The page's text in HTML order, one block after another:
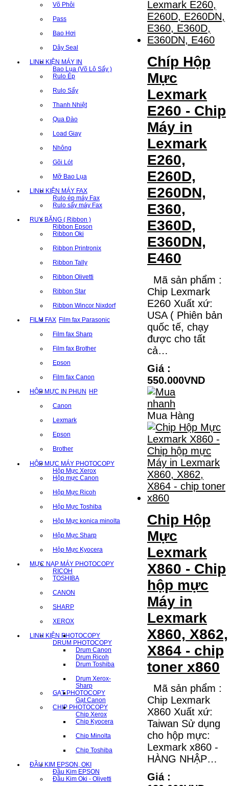
Võ Phôi
Pass
Bao Hơi
Dây Seal
LINH KIỆN MÁY IN
Bao Lụa (Võ Lô Sấy )
Rulo Ép
Rulo Sấy
Thanh Nhiệt
Qua Đào
Load Giay
Nhông
Gõi Lót
Mỡ Bao Lụa
LINH KIỆN MÁY FAX
Rulo ép máy Fax
Rulo sấy máy Fax
RUY BĂNG ( Ribbon )
Ribbon Epson
Ribbon Oki
Ribbon Printronix
Ribbon Tally
Ribbon Olivetti
Ribbon Star
Ribbon Wincor Nixdorf
FILM FAX Film fax Parasonic
Film fax Sharp
Film fax Brother
Epson
Film fax Canon
HỘP MỰC IN PHUN HP
Canon
Lexmark
Epson
Brother
HỘP MỰC MÁY PHOTOCOPY
Hộp Mực Xerox
Hộp mực Canon
Hộp Mực Ricoh
Hộp Mực Toshiba
Hộp Mực konica minolta
Hộp Mực Sharp
Hộp Mực Kyocera
MỰC NẠP MÁY PHOTOCOPY
RICOH
TOSHIBA
CANON
SHARP
XEROX
LINH KIỆN PHOTOCOPY
DRUM PHOTOCOPY
Drum Canon
Drum Ricoh
Drum Toshiba
Drum Xerox-
Sharp
GẠT PHOTOCOPY
Gạt Canon
CHIP PHOTOCOPY
Chip Xerox
Chip Kyocera
Chip Minolta
Chip Toshiba
ĐẦU KIM EPSON, OKI
Đầu Kim EPSON
Đầu Kim Oki - Olivetti
Chíp Hộp
Mực
Lexmark
E260 - Chip
Máy in
Lexmark
E260,
E260D,
E260DN,
E360,
E360D,
E360DN,
E460
Mã sản phẩm :
Chip Lexmark
E260 Xuất xứ:
USA ( Phiên bản
quốc tế, chạy
được cho tất
cả…
Giá :
550.000VND
Mua Hàng
Chip Hộp
Mực
Lexmark
X860 - Chip
hộp mực
Máy in
Lexmark
X860, X862,
X864 - chip
toner x860
Mã sản phẩm :
Chip Lexmark
X860 Xuất xứ:
Taiwan Sử dụng
cho hộp mực:
Lexmark x860 -
HÀNG NHẬP…
Giá :